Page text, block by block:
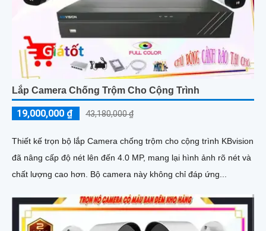
Lắp Camera Chống Trộm Cho Cộng Trình
19,000,000 ₫ 43,180,000 ₫
Thiết kế trọn bộ lắp Camera chống trộm cho cộng trình KBvision
đã nâng cấp độ nét lên đến 4.0 MP, mang lại hình ảnh rõ nét và
chất lượng cao hơn. Bộ camera này không chỉ đáp ứng...